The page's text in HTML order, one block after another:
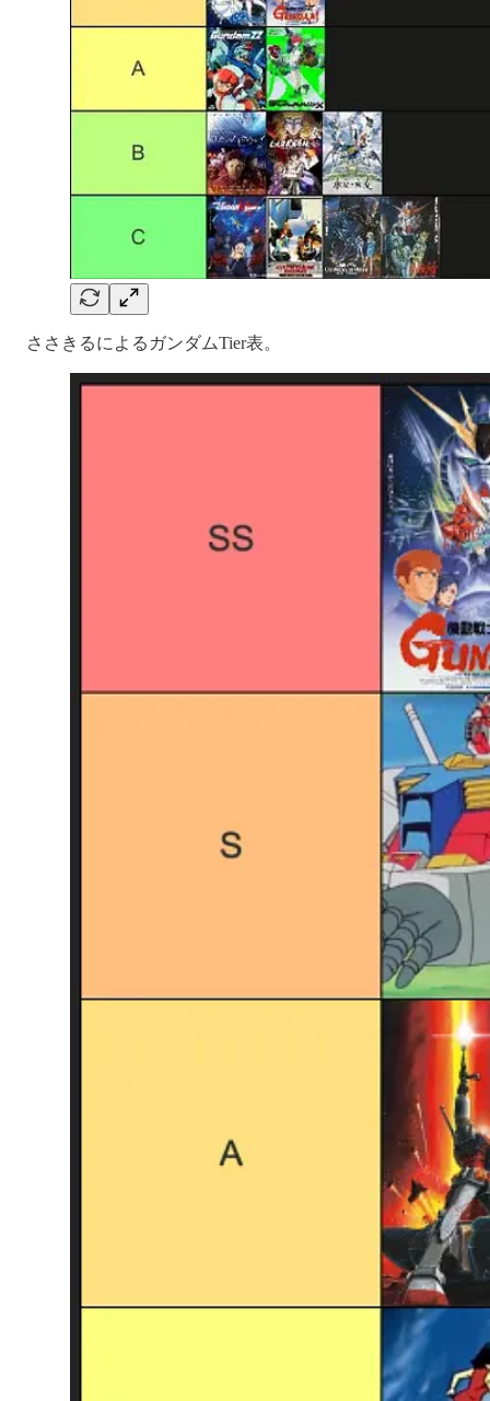
ささきるによるガンダムTier表。